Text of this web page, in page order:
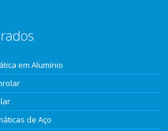
em Alumínio
de Aço